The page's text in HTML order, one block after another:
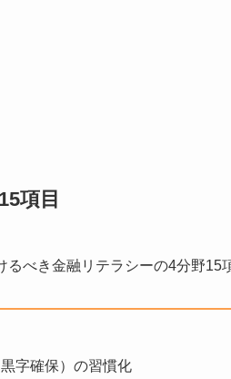
項目
べき金融リテラシーの4分野15
字確保）の習慣化